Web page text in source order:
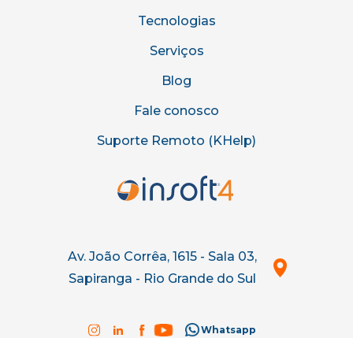
Tecnologias
Serviços
Blog
Fale conosco
Suporte Remoto (KHelp)
Av. João Corrêa, 1615 - Sala 03,
Sapiranga - Rio Grande do Sul
Whatsapp